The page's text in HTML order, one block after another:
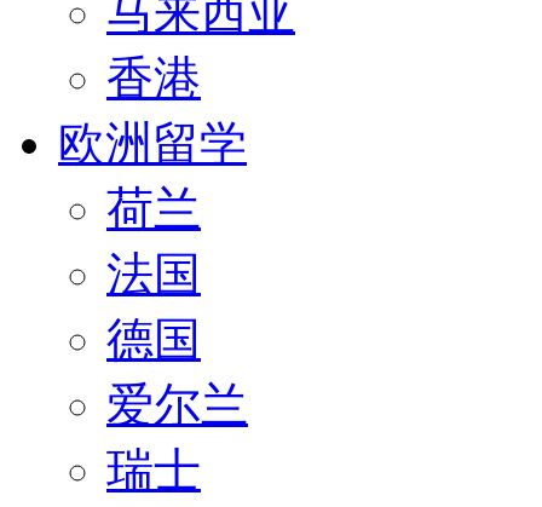
马来西亚
香港
欧洲留学
荷兰
法国
德国
爱尔兰
瑞士